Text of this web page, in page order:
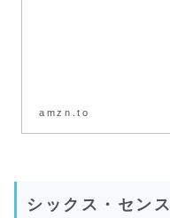
amzn.to
シックス・センス